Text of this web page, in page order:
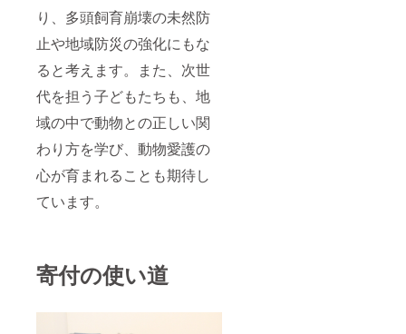
り、多頭飼育崩壊の未然防
止や地域防災の強化にもな
ると考えます。また、次世
代を担う子どもたちも、地
域の中で動物との正しい関
わり方を学び、動物愛護の
心が育まれることも期待し
ています。
寄付の使い道